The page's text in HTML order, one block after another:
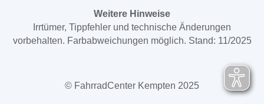
Weitere Hinweise
Irrtümer, Tippfehler und technische Änderungen
vorbehalten. Farbabweichungen möglich. Stand: 11/2025
© FahrradCenter Kempten 2025